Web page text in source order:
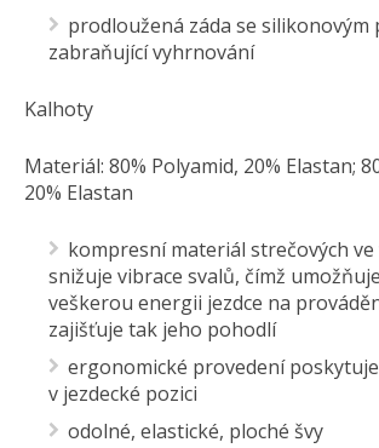
prodloužená záda se silikonovým
zabraňující vyhrnování
Kalhoty
Materiál: 80% Polyamid, 20% Elastan;
20% Elastan
kompresní materiál strečových ve
snižuje vibrace svalů, čímž
veškerou energii jezdce na
zajišťuje tak jeho pohodlí
ergonomické provedení
v jezdecké pozici
odolné, elastické, ploché švy